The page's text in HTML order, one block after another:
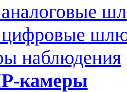
наблюдения
камеры